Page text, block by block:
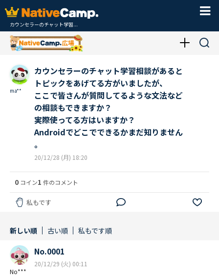
カウンセラーのチャット学習...
ma**
カウンセラーのチャット学習相談があると
トピックをあげてる方がいましたが、
ここで皆さんが質問してるような文法など
の相談もできますか？
実際使ってる方はいますか？
Androidでどこでできるかまだ知りません
。
20/12/28 (月) 18:20
0 コイン1 件のコメント
私もです
新しい順 古い順 私もです順
No***
No.0001
20/12/29 (火) 00:11